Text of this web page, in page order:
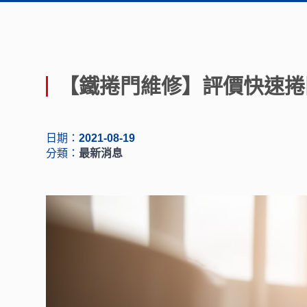
【鐵捲門維修】評價快速
日期：2021-08-19
分類： 最新消息